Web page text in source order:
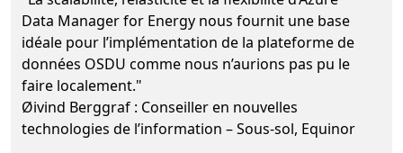
Data Manager for Energy nous fournit une base
idéale pour l’implémentation de la plateforme de
données OSDU comme nous n’aurions pas pu le
faire localement."
Øivind Berggraf : Conseiller en nouvelles
technologies de l’information – Sous-sol, Equinor